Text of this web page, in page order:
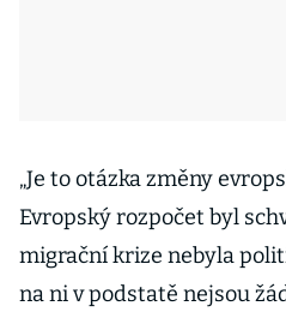
„Je to otázka změny
Evropský rozpočet byl
migrační krize nebyla
na ni v podstatě nejsou